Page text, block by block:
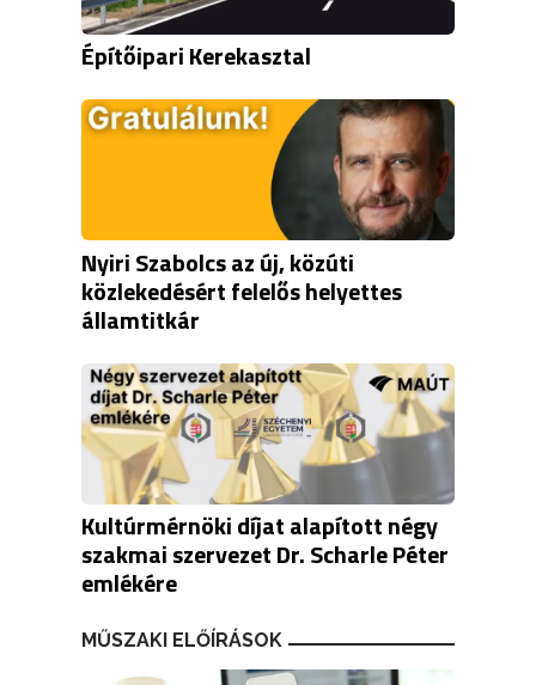
Építőipari Kerekasztal
Nyiri Szabolcs az új, közúti
közlekedésért felelős helyettes
államtitkár
Kultúrmérnöki díjat alapított négy
szakmai szervezet Dr. Scharle Péter
emlékére
MŰSZAKI ELŐÍRÁSOK